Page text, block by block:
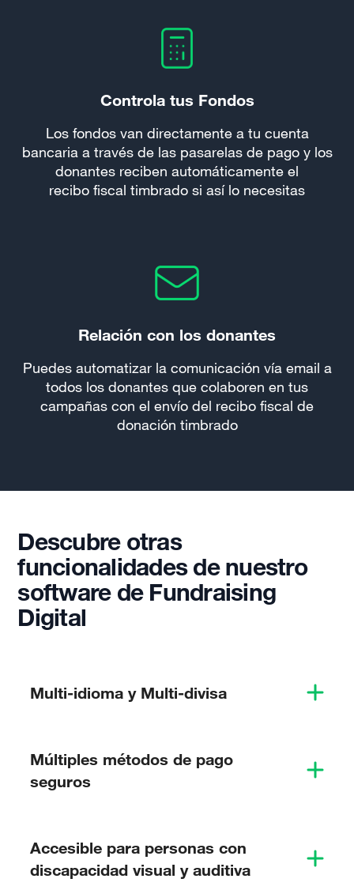
Controla tus Fondos
Los fondos van directamente a tu cuenta
bancaria a través de las pasarelas de pago y los
donantes reciben automáticamente el
recibo fiscal timbrado si así lo necesitas
Relación con los donantes
Puedes automatizar la comunicación vía email a
todos los donantes que colaboren en tus
campañas con el envío del recibo fiscal de
donación timbrado
Descubre otras
funcionalidades de nuestro
software de Fundraising
Digital
Multi-idioma y Multi-divisa
Múltiples métodos de pago
seguros
Accesible para personas con
discapacidad visual y auditiva